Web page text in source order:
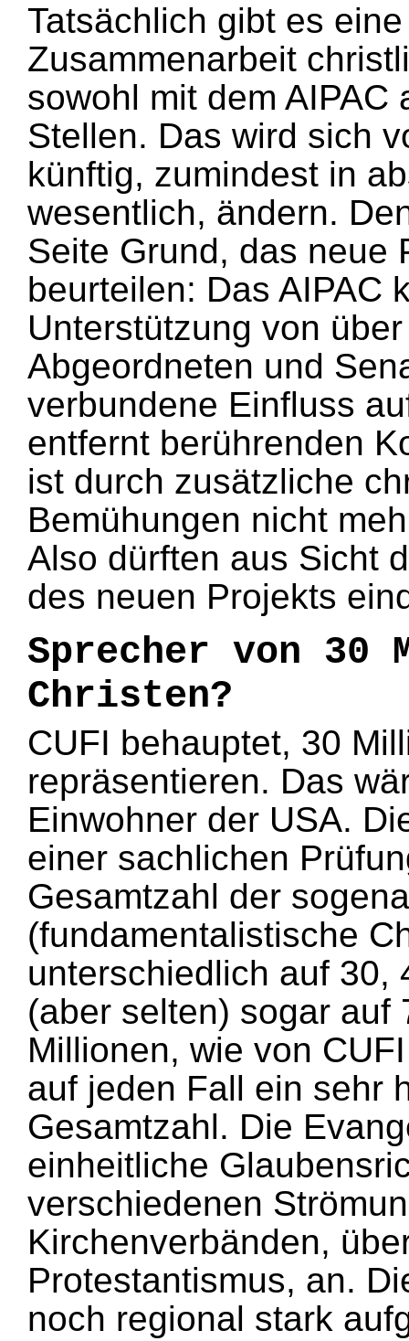
Tatsächlich gibt es
Zusammenarbeit
sowohl mit dem
Stellen. Das wird sich
künftig, zumindest in
wesentlich, ändern.
Seite Grund, das neue
beurteilen: Das AIPAC
Unterstützung von
Abgeordneten und
verbundene Einfluss
entfernt berührenden
ist durch zusätzliche
Bemühungen nicht
Also dürften aus Sicht
des neuen Projekts
Sprecher von 30
Christen?
CUFI behauptet, 30
repräsentieren. Das
Einwohner der USA.
einer sachlichen
Gesamtzahl der
(fundamentalistische
unterschiedlich auf 30,
(aber selten) sogar auf
Millionen, wie von
auf jeden Fall ein sehr
Gesamtzahl. Die
einheitliche
verschiedenen
Kirchenverbänden,
Protestantismus, an.
noch regional stark